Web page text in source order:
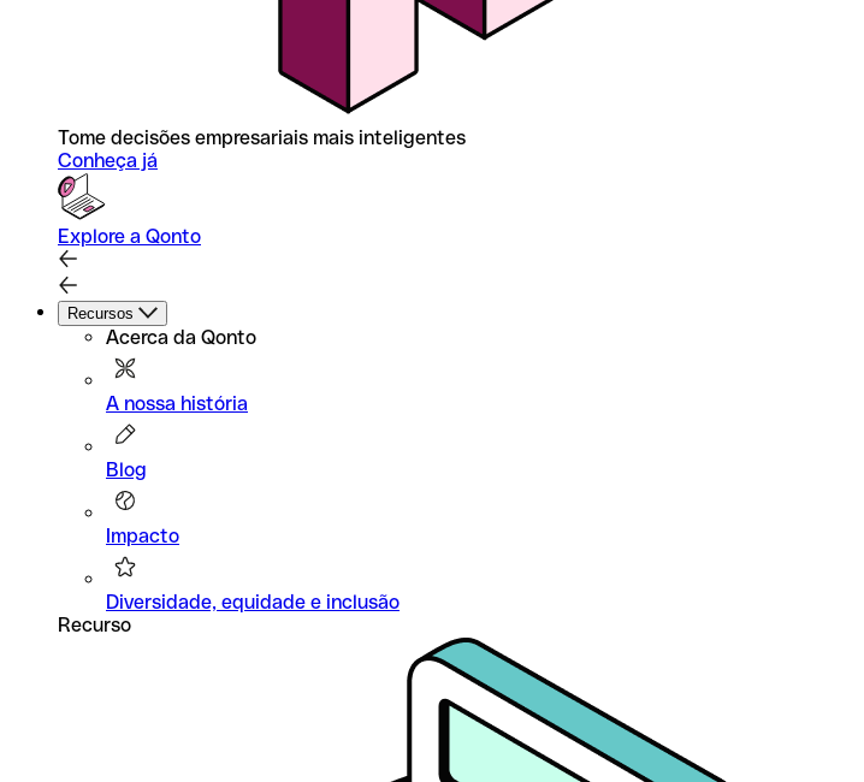
Tome decisões empresariais mais inteligentes
Conheça já
Explore a Qonto
Recursos
Acerca da Qonto
A nossa história
Blog
Impacto
Diversidade, equidade e inclusão
Recurso